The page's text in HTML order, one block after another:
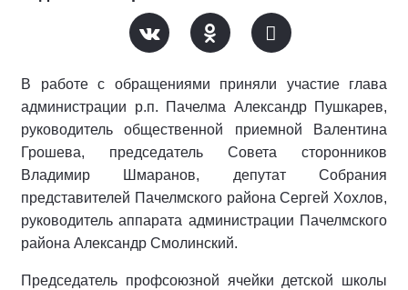
В работе с обращениями приняли участие глава
администрации р.п. Пачелма Александр Пушкарев,
руководитель общественной приемной Валентина
Грошева, председатель Совета сторонников
Владимир Шмаранов, депутат Собрания
представителей Пачелмского района Сергей Хохлов,
руководитель аппарата администрации Пачелмского
района Александр Смолинский.
Председатель профсоюзной ячейки детской школы